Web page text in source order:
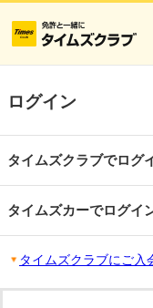
ログイン
タイムズクラブでログ
タイムズカーでログイ
タイムズクラブにご入